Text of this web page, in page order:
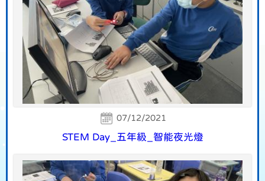
07/12/2021
STEM Day_五年級_智能夜光燈